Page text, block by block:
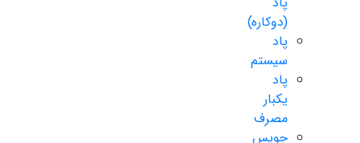
(دوکاره)
پاد
سیستم
پاد
یکبار
مصرف
جویس